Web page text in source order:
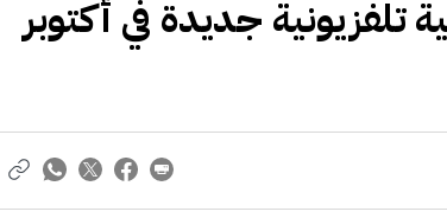
تلفزيونية جديدة في أكتوبر